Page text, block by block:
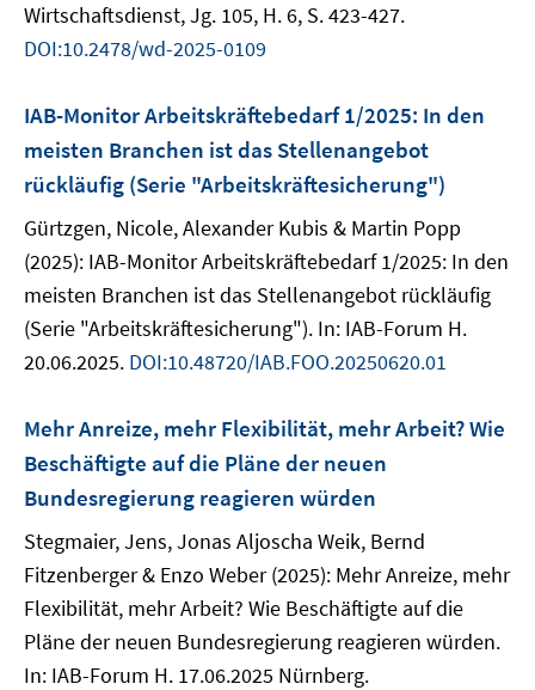
Wirtschaftsdienst, Jg. 105, H. 6, S. 423-427.
DOI:10.2478/wd-2025-0109
IAB-Monitor Arbeitskräftebedarf 1/2025: In den
meisten Branchen ist das Stellenangebot
rückläufig (Serie "Arbeitskräftesicherung")
Gürtzgen, Nicole, Alexander Kubis & Martin Popp
(2025): IAB-Monitor Arbeitskräftebedarf 1/2025: In den
meisten Branchen ist das Stellenangebot rückläufig
(Serie "Arbeitskräftesicherung"). In: IAB-Forum H.
20.06.2025. DOI:10.48720/IAB.FOO.20250620.01
Mehr Anreize, mehr Flexibilität, mehr Arbeit? Wie
Beschäftigte auf die Pläne der neuen
Bundesregierung reagieren würden
Stegmaier, Jens, Jonas Aljoscha Weik, Bernd
Fitzenberger & Enzo Weber (2025): Mehr Anreize, mehr
Flexibilität, mehr Arbeit? Wie Beschäftigte auf die
Pläne der neuen Bundesregierung reagieren würden.
In: IAB-Forum H. 17.06.2025 Nürnberg.